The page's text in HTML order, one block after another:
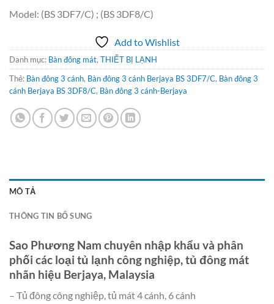
Model: (BS 3DF7/C) ; (BS 3DF8/C)
Add to Wishlist
Danh mục: Bàn đông mát, THIẾT BỊ LẠNH
Thẻ: Bàn đông 3 cánh, Bàn đông 3 cánh Berjaya BS 3DF7/C, Bàn đông 3
cánh Berjaya BS 3DF8/C, Bàn đông 3 cánh-Berjaya
MÔ TẢ
THÔNG TIN BỔ SUNG
Sao Phương Nam chuyên nhập khẩu và phân
phối các loại tủ lạnh công nghiệp, tủ đông mát
nhãn hiệu Berjaya, Malaysia
– Tủ đông công nghiệp, tủ mát 4 cánh, 6 cánh